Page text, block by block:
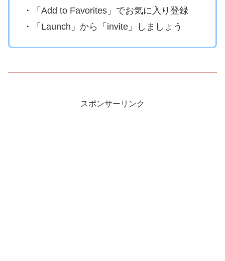
・「Add to Favorites」でお気に入り登録
・「Launch」から「invite」しましょう
スポンサーリンク